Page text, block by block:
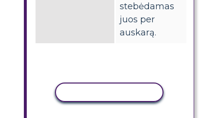
stebėdamas
juos per
auskarą.